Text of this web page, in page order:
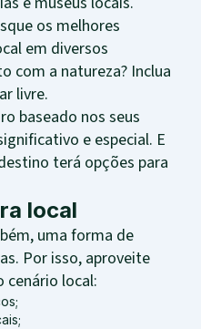
os melhores
em diversos
com a natureza? Inclua
livre.
baseado nos seus
e especial. E
terá opções para
local
uma forma de
Por isso, aproveite
cenário local: